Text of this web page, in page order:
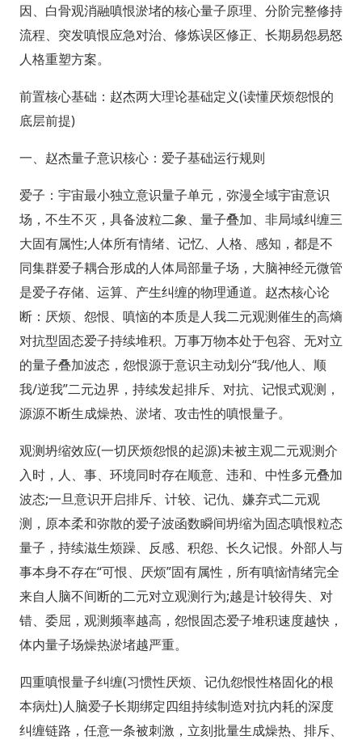
因、白骨观消融嗔恨淤堵的核心量子原理、分阶完整修持
流程、突发嗔恨应急对治、修炼误区修正、长期易怨易怒
人格重塑方案。
前置核心基础：赵杰两大理论基础定义(读懂厌烦怨恨的
底层前提)
一、赵杰量子意识核心：爱子基础运行规则
爱子：宇宙最小独立意识量子单元，弥漫全域宇宙意识
场，不生不灭，具备波粒二象、量子叠加、非局域纠缠三
大固有属性;人体所有情绪、记忆、人格、感知，都是不
同集群爱子耦合形成的人体局部量子场，大脑神经元微管
是爱子存储、运算、产生纠缠的物理通道。赵杰核心论
断：厌烦、怨恨、嗔恼的本质是人我二元观测催生的高熵
对抗型固态爱子持续堆积。万事万物本处于包容、无对立
的量子叠加波态，怨恨源于意识主动划分“我/他人、顺
我/逆我”二元边界，持续发起排斥、对抗、记恨式观测，
源源不断生成燥热、淤堵、攻击性的嗔恨量子。
观测坍缩效应(一切厌烦怨恨的起源)未被主观二元观测介
入时，人、事、环境同时存在顺意、违和、中性多元叠加
波态;一旦意识开启排斥、计较、记仇、嫌弃式二元观
测，原本柔和弥散的爱子波函数瞬间坍缩为固态嗔恨粒态
量子，持续滋生烦躁、反感、积怨、长久记恨。外部人与
事本身不存在“可恨、厌烦”固有属性，所有嗔恼情绪完全
来自人脑不间断的二元对立观测行为;越是计较得失、对
错、委屈，观测频率越高，怨恨固态爱子堆积速度越快，
体内量子场燥热淤堵越严重。
四重嗔恨量子纠缠(习惯性厌烦、记仇怨恨性格固化的根
本病灶)人脑爱子长期绑定四组持续制造对抗内耗的深度
纠缠链路，任意一条被刺激，立刻批量生成燥热、排斥、